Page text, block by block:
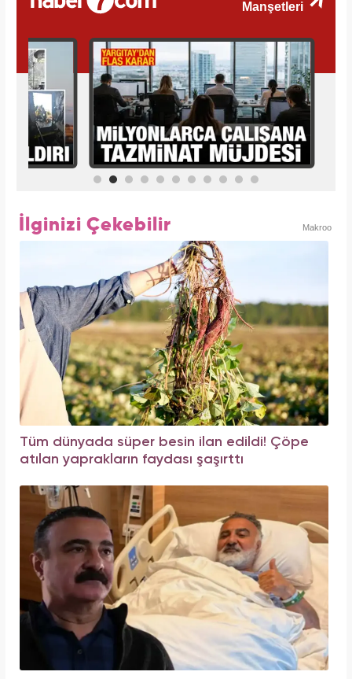
İlginizi Çekebilir Makroo
Tüm dünyada süper besin ilan edildi! Çöpe
atılan yaprakların faydası şaşırttı